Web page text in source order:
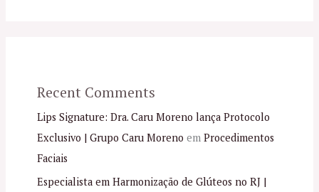
Recent Comments
Lips Signature: Dra. Caru Moreno lança Protocolo
Exclusivo | Grupo Caru Moreno em Procedimentos
Faciais
Especialista em Harmonização de Glúteos no RJ |